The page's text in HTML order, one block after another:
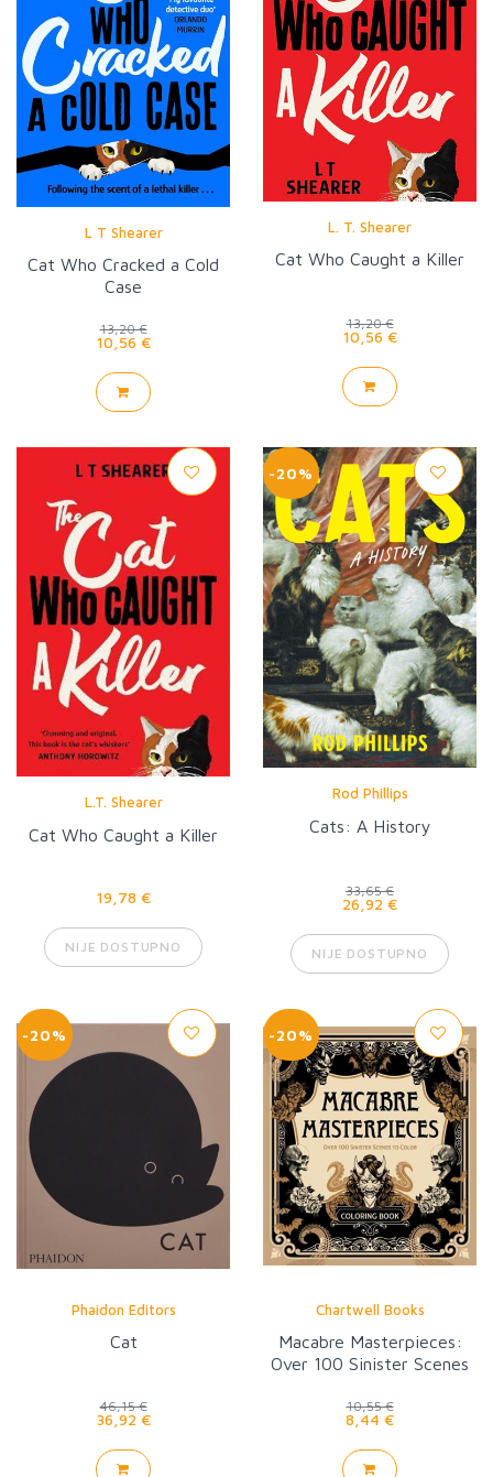
L T Shearer
Cat Who Cracked a Cold
Case
13,20 €
10,56 €
L. T. Shearer
Cat Who Caught a Killer
13,20 €
10,56 €
L.T. Shearer
Cat Who Caught a Killer
19,78 €
NIJE DOSTUPNO
-20%
Rod Phillips
Cats: A History
33,65 €
26,92 €
NIJE DOSTUPNO
-20%
Phaidon Editors
Cat
46,15 €
36,92 €
-20%
Chartwell Books
Macabre Masterpieces:
Over 100 Sinister Scenes
10,55 €
8,44 €